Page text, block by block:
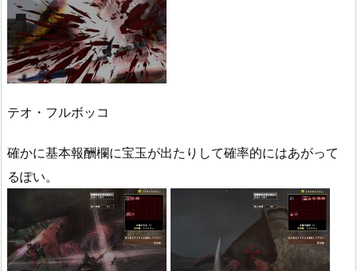
テオ・フルボッコ
確かに基本報酬欄に宝玉が出たりして確率的にはあがって
るぽい。